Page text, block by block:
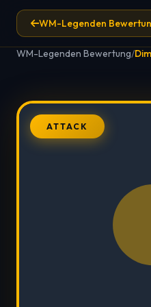
WM-Legenden
WM-Legenden Bewertung/
ATTACK